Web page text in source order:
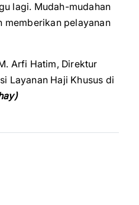
lagi. Mudah-mudahan
memberikan pelayanan
Arfi Hatim, Direktur
Layanan Haji Khusus di